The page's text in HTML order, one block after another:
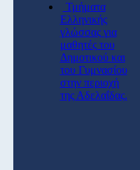
Τμήματα
Ελληνικής
γλώσσας για
μαθητές του
Δημοτικού και
του Γυμνασίου
στην περιοχή
της Αδελαΐδας.